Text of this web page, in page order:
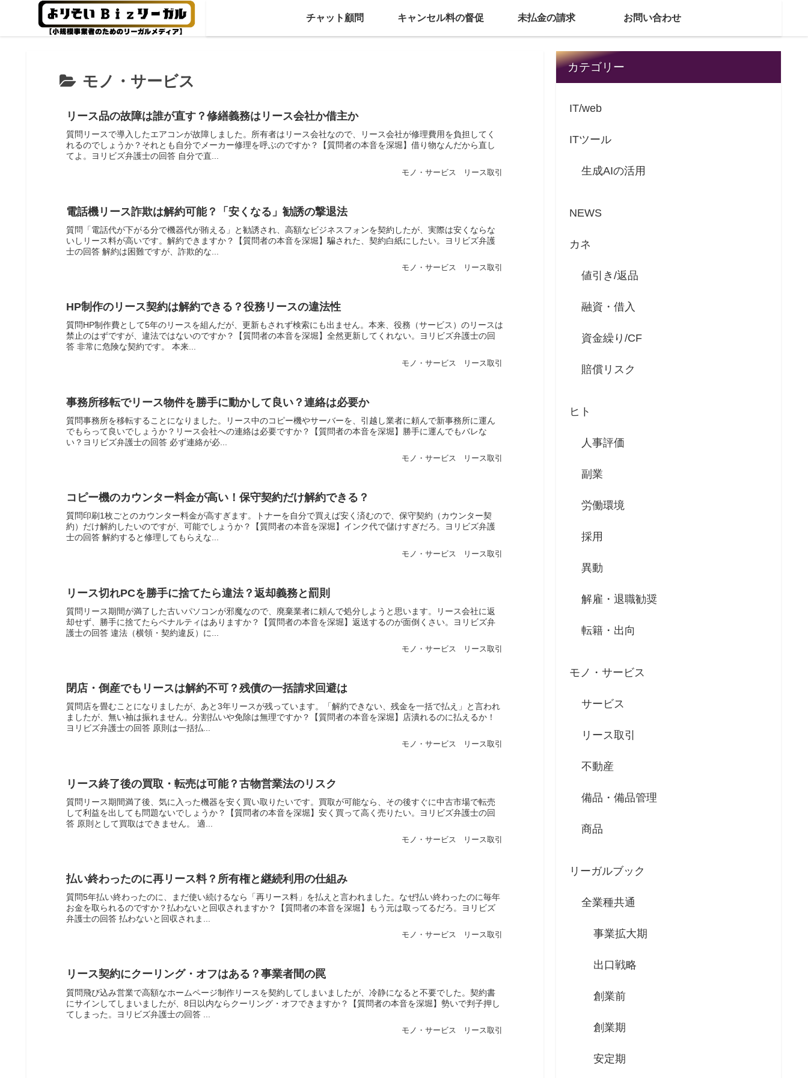
チャット顧問 キャンセル料の督促 未払金の請求 お問い合わせ
モノ・サービス
リース品の故障は誰が直す？修繕義務はリース会社か借主か
質問リースで導入したエアコンが故障しました。所有者はリース会社なので、リース会社が修理費用を負担してく
れるのでしょうか？それとも自分でメーカー修理を呼ぶのですか？【質問者の本音を深堀】借り物なんだから直し
てよ。ヨリビズ弁護士の回答 自分で直...
モノ・サービス リース取引
電話機リース詐欺は解約可能？「安くなる」勧誘の撃退法
質問「電話代が下がる分で機器代が賄える」と勧誘され、高額なビジネスフォンを契約したが、実際は安くならな
いしリース料が高いです。解約できますか？【質問者の本音を深堀】騙された、契約白紙にしたい。ヨリビズ弁護
士の回答 解約は困難ですが、詐欺的な...
モノ・サービス リース取引
HP制作のリース契約は解約できる？役務リースの違法性
質問HP制作費として5年のリースを組んだが、更新もされず検索にも出ません。本来、役務（サービス）のリースは
禁止のはずですが、違法ではないのですか？【質問者の本音を深堀】全然更新してくれない。ヨリビズ弁護士の回
答 非常に危険な契約です。 本来...
モノ・サービス リース取引
事務所移転でリース物件を勝手に動かして良い？連絡は必要か
質問事務所を移転することになりました。リース中のコピー機やサーバーを、引越し業者に頼んで新事務所に運ん
でもらって良いでしょうか？リース会社への連絡は必要ですか？【質問者の本音を深堀】勝手に運んでもバレな
い？ヨリビズ弁護士の回答 必ず連絡が必...
モノ・サービス リース取引
コピー機のカウンター料金が高い！保守契約だけ解約できる？
質問印刷1枚ごとのカウンター料金が高すぎます。トナーを自分で買えば安く済むので、保守契約（カウンター契
約）だけ解約したいのですが、可能でしょうか？【質問者の本音を深堀】インク代で儲けすぎだろ。ヨリビズ弁護
士の回答 解約すると修理してもらえな...
モノ・サービス リース取引
リース切れPCを勝手に捨てたら違法？返却義務と罰則
質問リース期間が満了した古いパソコンが邪魔なので、廃棄業者に頼んで処分しようと思います。リース会社に返
却せず、勝手に捨てたらペナルティはありますか？【質問者の本音を深堀】返送するのが面倒くさい。ヨリビズ弁
護士の回答 違法（横領・契約違反）に...
モノ・サービス リース取引
閉店・倒産でもリースは解約不可？残債の一括請求回避は
質問店を畳むことになりましたが、あと3年リースが残っています。「解約できない、残金を一括で払え」と言われ
ましたが、無い袖は振れません。分割払いや免除は無理ですか？【質問者の本音を深堀】店潰れるのに払えるか！
ヨリビズ弁護士の回答 原則は一括払...
モノ・サービス リース取引
リース終了後の買取・転売は可能？古物営業法のリスク
質問リース期間満了後、気に入った機器を安く買い取りたいです。買取が可能なら、その後すぐに中古市場で転売
して利益を出しても問題ないでしょうか？【質問者の本音を深堀】安く買って高く売りたい。ヨリビズ弁護士の回
答 原則として買取はできません。 適...
モノ・サービス リース取引
払い終わったのに再リース料？所有権と継続利用の仕組み
質問5年払い終わったのに、まだ使い続けるなら「再リース料」を払えと言われました。なぜ払い終わったのに毎年
お金を取られるのですか？払わないと回収されますか？【質問者の本音を深堀】もう元は取ってるだろ。ヨリビズ
弁護士の回答 払わないと回収されま...
モノ・サービス リース取引
リース契約にクーリング・オフはある？事業者間の罠
質問飛び込み営業で高額なホームページ制作リースを契約してしまいましたが、冷静になると不要でした。契約書
にサインしてしまいましたが、8日以内ならクーリング・オフできますか？【質問者の本音を深堀】勢いで判子押し
てしまった。ヨリビズ弁護士の回答 ...
モノ・サービス リース取引
カテゴリー
IT/web
ITツール
生成AIの活用
NEWS
カネ
値引き/返品
融資・借入
資金繰り/CF
賠償リスク
ヒト
人事評価
副業
労働環境
採用
異動
解雇・退職勧奨
転籍・出向
モノ・サービス
サービス
リース取引
不動産
備品・備品管理
商品
リーガルブック
全業種共通
事業拡大期
出口戦略
創業前
創業期
安定期